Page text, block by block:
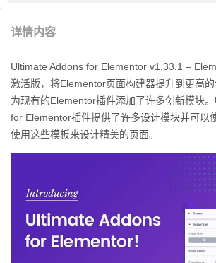
详情内容
Ultimate Addons for Elementor v1.33.1 –
激活版，将Elementor页面构建器提升到更高
为现有的Elementor插件添加了许多创新模块
for Elementor插件提供了许多设计模块并可以
使用这些模板来设计精美的页面。